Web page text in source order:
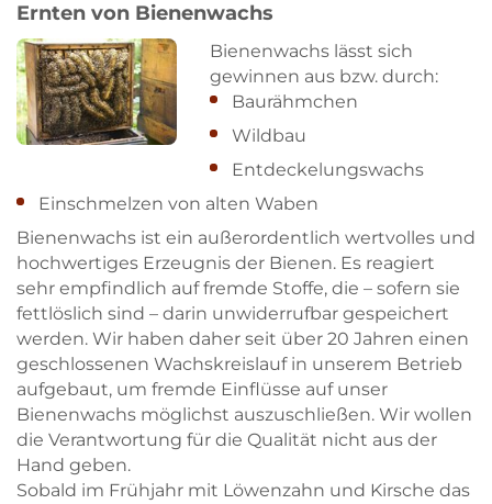
Ernten von Bienenwachs
Bienenwachs lässt sich
gewinnen aus bzw. durch:
Baurähmchen
Wildbau
Entdeckelungswachs
Einschmelzen von alten Waben
Bienenwachs ist ein außerordentlich wertvolles und
hochwertiges Erzeugnis der Bienen. Es reagiert
sehr empfindlich auf fremde Stoffe, die – sofern sie
fettlöslich sind – darin unwiderrufbar gespeichert
werden. Wir haben daher seit über 20 Jahren einen
geschlossenen Wachskreislauf in unserem Betrieb
aufgebaut, um fremde Einflüsse auf unser
Bienenwachs möglichst auszuschließen. Wir wollen
die Verantwortung für die Qualität nicht aus der
Hand geben.
Sobald im Frühjahr mit Löwenzahn und Kirsche das